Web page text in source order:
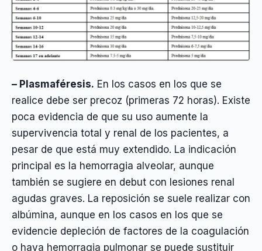
– Plasmaféresis. En los casos en los que se
realice debe ser precoz (primeras 72 horas). Existe
poca evidencia de que su uso aumente la
supervivencia total y renal de los pacientes, a
pesar de que está muy extendido. La indicación
principal es la hemorragia alveolar, aunque
también se sugiere en debut con lesiones renal
agudas graves. La reposición se suele realizar con
albúmina, aunque en los casos en los que se
evidencie depleción de factores de la coagulación
o haya hemorragia pulmonar se puede sustituir